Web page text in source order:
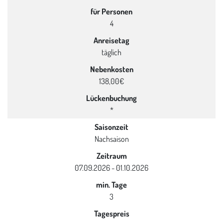
für Personen
4
Anreisetag
täglich
Nebenkosten
138,00€
Lückenbuchung
*
Saisonzeit
Nachsaison
Zeitraum
07.09.2026 - 01.10.2026
min. Tage
3
Tagespreis